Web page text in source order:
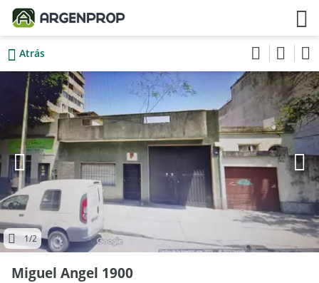
Atrás
1/2
Miguel Angel 1900